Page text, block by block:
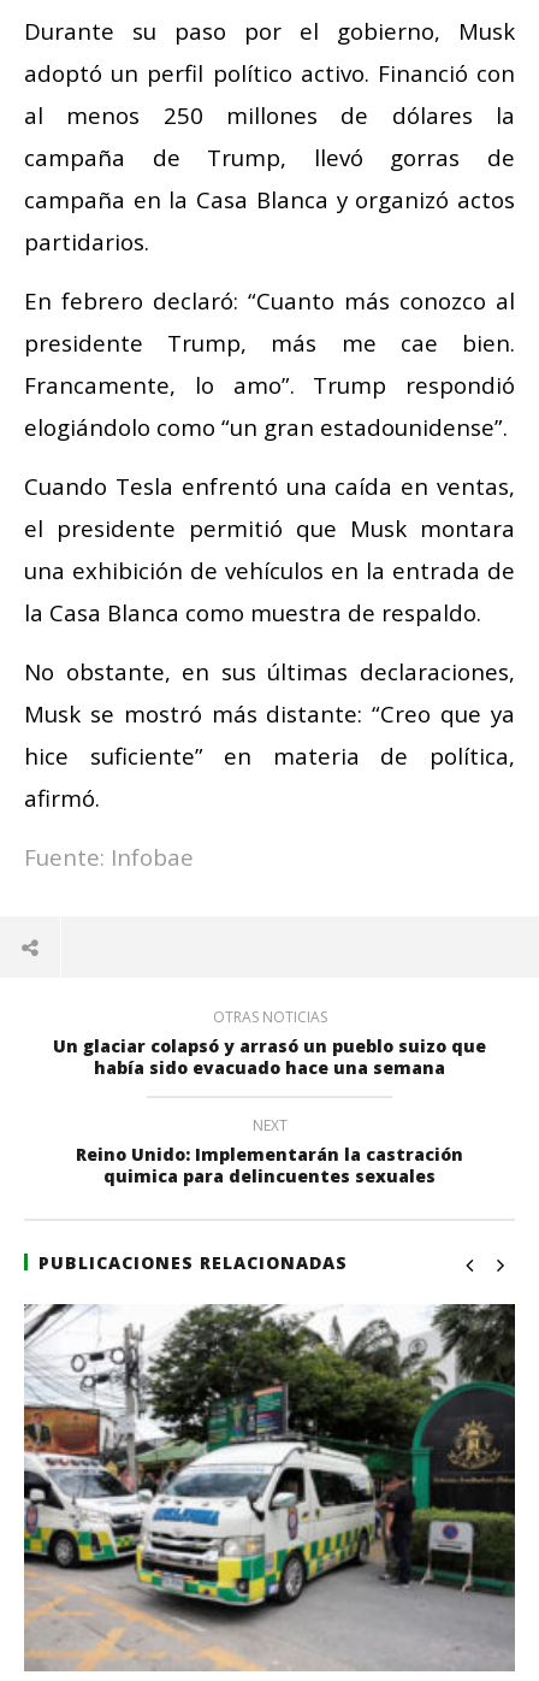
Durante su paso por el gobierno, Musk
adoptó un perfil político activo. Financió con
al menos 250 millones de dólares la
campaña de Trump, llevó gorras de
campaña en la Casa Blanca y organizó actos
partidarios.
En febrero declaró: “Cuanto más conozco al
presidente Trump, más me cae bien.
Francamente, lo amo”. Trump respondió
elogiándolo como “un gran estadounidense”.
Cuando Tesla enfrentó una caída en ventas,
el presidente permitió que Musk montara
una exhibición de vehículos en la entrada de
la Casa Blanca como muestra de respaldo.
No obstante, en sus últimas declaraciones,
Musk se mostró más distante: “Creo que ya
hice suficiente” en materia de política,
afirmó.
Fuente: Infobae
OTRAS NOTICIAS
Un glaciar colapsó y arrasó un pueblo suizo que
había sido evacuado hace una semana
NEXT
Reino Unido: Implementarán la castración
quimica para delincuentes sexuales
PUBLICACIONES RELACIONADAS